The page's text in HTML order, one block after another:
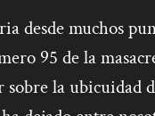
desde muchos
95 de la
sobre la ubicuidad